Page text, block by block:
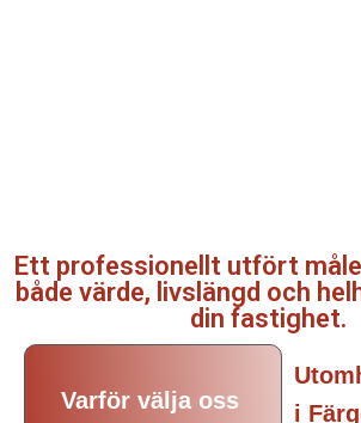
Ett professionellt utfört
både värde, livslängd och
din fastighet.
Varför välja oss
i